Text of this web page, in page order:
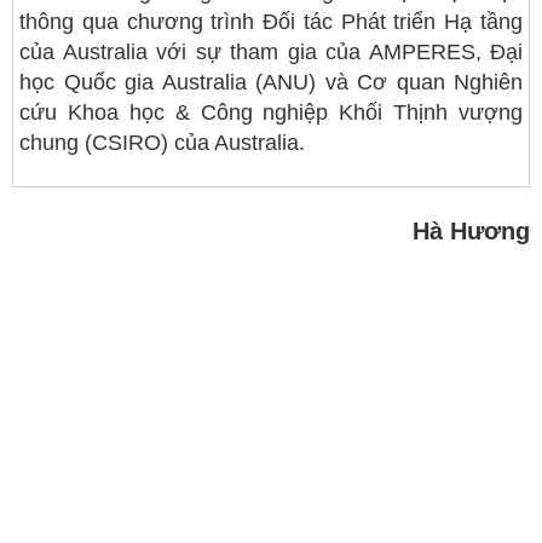
thông qua chương trình Đối tác Phát triển Hạ tầng
của Australia với sự tham gia của AMPERES, Đại
học Quốc gia Australia (ANU) và Cơ quan Nghiên
cứu Khoa học & Công nghiệp Khối Thịnh vượng
chung (CSIRO) của Australia.
Hà Hương